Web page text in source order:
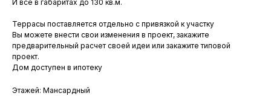
И все в габаритах до 130 кв.м.
Террасы поставляется отдельно с привязкой к участку
Вы можете внести свои изменения в проект, закажите
предварительный расчет своей идеи или закажите типовой
проект.
Дом доступен в ипотеку
Этажей: Мансардный
Каркасные дома
Контакты
Контакты
+7 (861) 244-93-93
snegiriyuga@mail.ru